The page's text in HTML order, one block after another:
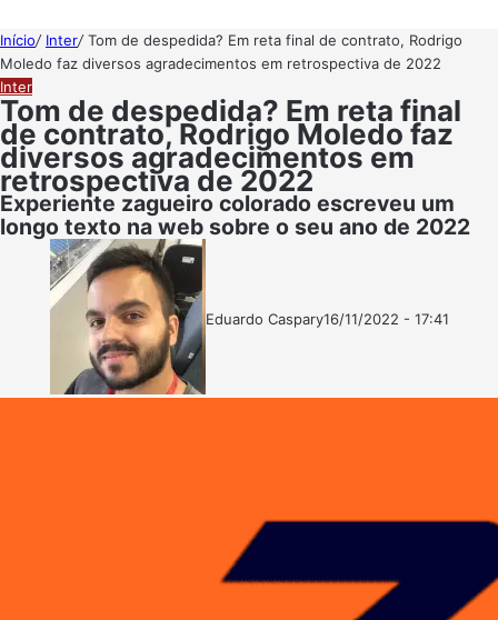
Início/ Inter/Tom de despedida? Em reta final de contrato, Rodrigo
Moledo faz diversos agradecimentos em retrospectiva de 2022
Inter
Tom de despedida? Em reta final
de contrato, Rodrigo Moledo faz
diversos agradecimentos em
retrospectiva de 2022
Experiente zagueiro colorado escreveu um
longo texto na web sobre o seu ano de 2022
Eduardo CasparyFollow
Mande
16/11/2022 - 17:41